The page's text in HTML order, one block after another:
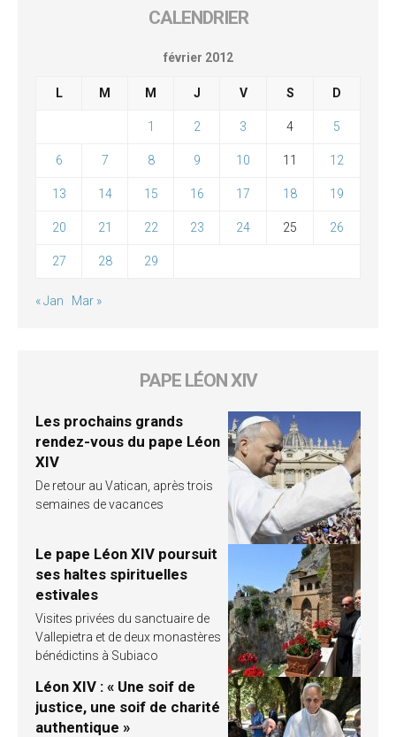
CALENDRIER
février 2012
L M M J V S D
1 2 3 4 5
6 7 8 9 10 11 12
13 14 15 16 17 18 19
20 21 22 23 24 25 26
27 28 29
« Jan Mar »
PAPE LÉON XIV
Les prochains grands
rendez-vous du pape Léon
XIV
De retour au Vatican, après trois
semaines de vacances
Le pape Léon XIV poursuit
ses haltes spirituelles
estivales
Visites privées du sanctuaire de
Vallepietra et de deux monastères
bénédictins à Subiaco
Léon XIV : « Une soif de
justice, une soif de charité
authentique »